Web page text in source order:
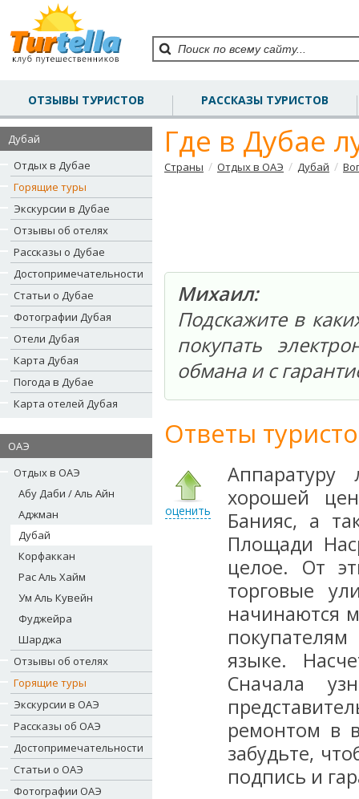
ОТЗЫВЫ ТУРИСТОВ РАССКАЗЫ ТУРИСТОВ
Дубай
Отдых в Дубае
Горящие туры
Экскурсии в Дубае
Отзывы об отелях
Рассказы о Дубае
Достопримечательности
Статьи о Дубае
Фотографии Дубая
Отели Дубая
Карта Дубая
Погода в Дубае
Карта отелей Дубая
ОАЭ
Отдых в ОАЭ
Абу Даби / Аль Айн
Аджман
Дубай
Корфаккан
Рас Аль Хайм
Ум Аль Кувейн
Фуджейра
Шарджа
Отзывы об отелях
Горящие туры
Экскурсии в ОАЭ
Рассказы об ОАЭ
Достопримечательности
Статьи о ОАЭ
Фотографии ОАЭ
Где в Дубае
Страны / Отдых в ОАЭ / Дубай /
Михаил:
Подскажите в
покупать
обмана и с
Ответы
оценить
хорошей
Банияс, а
Площади
целое. От
торговые
начинаются
языке.
Сначала
ремонтом в
забудьте,
подпись и